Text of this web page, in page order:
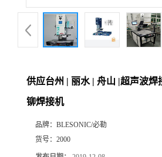
供应台州 | 丽水 | 舟山 |超声波
铆焊接机
品牌： BLESONIC/必勒
货号： 2000